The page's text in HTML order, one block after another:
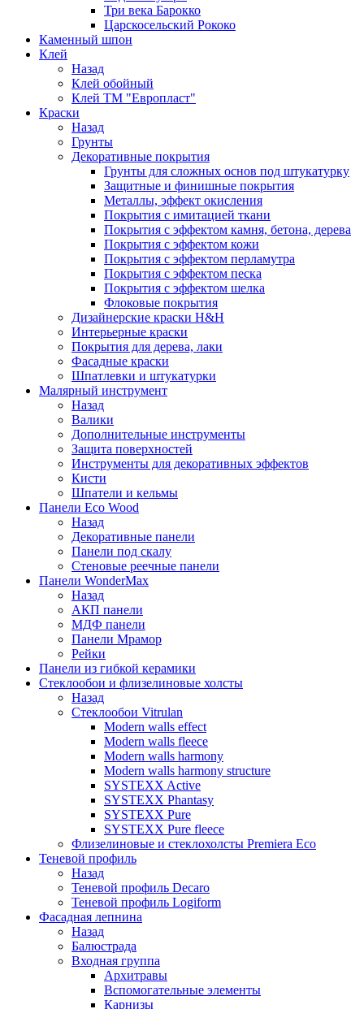
Три века Барокко
Царскосельский Рококо
Каменный шпон
Клей
Назад
Клей обойный
Клей ТМ "Европласт"
Краски
Назад
Грунты
Декоративные покрытия
Грунты для сложных основ под штукатурку
Защитные и финишные покрытия
Металлы, эффект окисления
Покрытия с имитацией ткани
Покрытия с эффектом камня, бетона, дерева
Покрытия с эффектом кожи
Покрытия с эффектом перламутра
Покрытия с эффектом песка
Покрытия с эффектом шелка
Флоковые покрытия
Дизайнерские краски H&H
Интерьерные краски
Покрытия для дерева, лаки
Фасадные краски
Шпатлевки и штукатурки
Малярный инструмент
Назад
Валики
Дополнительные инструменты
Защита поверхностей
Инструменты для декоративных эффектов
Кисти
Шпатели и кельмы
Панели Eco Wood
Назад
Декоративные панели
Панели под скалу
Стеновые реечные панели
Панели WonderMax
Назад
АКП панели
МДФ панели
Панели Мрамор
Рейки
Панели из гибкой керамики
Стеклообои и флизелиновые холсты
Назад
Стеклообои Vitrulan
Modern walls effect
Modern walls fleece
Modern walls harmony
Modern walls harmony structure
SYSTEXX Active
SYSTEXX Phantasy
SYSTEXX Pure
SYSTEXX Pure fleece
Флизелиновые и стеклохолсты Premiera Eco
Теневой профиль
Назад
Теневой профиль Decaro
Теневой профиль Logiform
Фасадная лепнина
Назад
Балюстрада
Входная группа
Архитравы
Вспомогательные элементы
Карнизы